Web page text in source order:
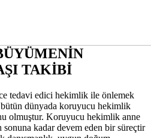
TAKİBİ
tedavi edici hekimlik ile önlemek
dünyada koruyucu hekimlik
olmuştur. Koruyucu hekimlik anne
sonuna kadar devem eden bir süreçtir